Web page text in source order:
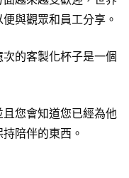
與觀眾和員工分享。
次的客製化杯子是一個
您會知道您已經為他
陪伴的東西。